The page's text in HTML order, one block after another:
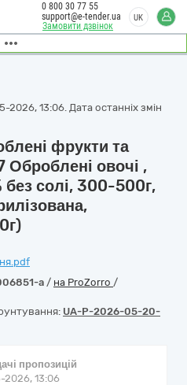
Замовити дзвінок
0 800 30 77 55
support@e-tender.ua
UK
13:06. Дата останніх змін
фрукти та
Оброблені овочі ,
без солі, 300-500г,
a / на ProZorro /
UA-P-2026-05-20-
пропозицій
2026, 13:06